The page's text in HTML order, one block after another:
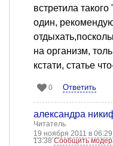
встретила
один,
на организм,
кстати, статье
0 Ответить
александра
Читатель
19 ноября 2011 в 06:29
13:38Сообщить